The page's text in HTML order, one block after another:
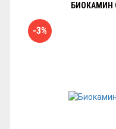
БИОКАМИН
-3%